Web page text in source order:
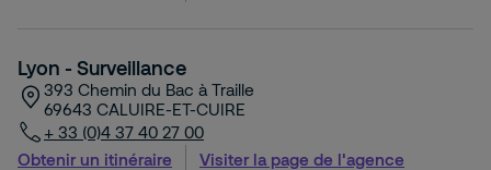
Lyon - Surveillance
393 Chemin du Bac à Traille
69643 CALUIRE-ET-CUIRE
+ 33 (0)4 37 40 27 00
Obtenir un itinéraire
Visiter la page de l'agence